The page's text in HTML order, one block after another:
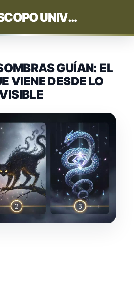
HORÓSCOPO UNIVERSAL
GUÍAN: EL
VIENE DESDE LO